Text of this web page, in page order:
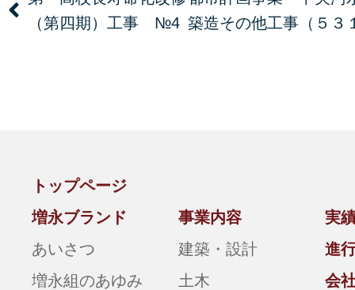
（第四期）工事 №4 築造その他工事（５
トップページ
増永ブランド
あいさつ
増永組のあゆみ
事業内容
建築・設計
土木
実
進
会